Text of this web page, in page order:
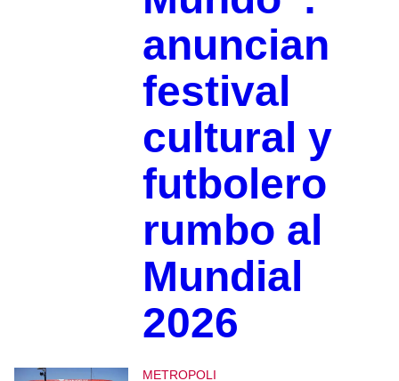
anuncian
festival
cultural y
futbolero
rumbo al
Mundial
2026
METROPOLI